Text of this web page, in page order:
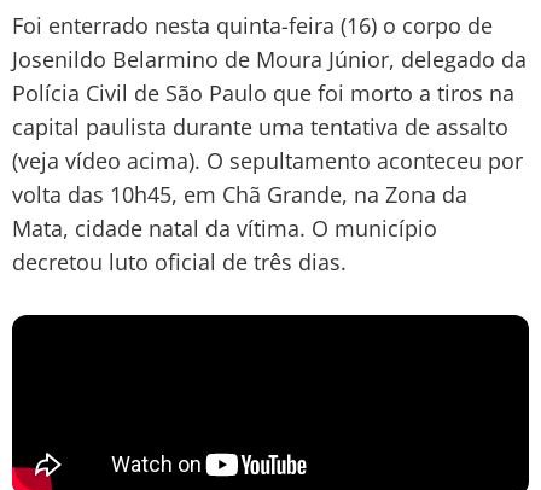
Foi enterrado nesta quinta-feira (16) o corpo de
Josenildo Belarmino de Moura Júnior, delegado da
Polícia Civil de São Paulo que foi morto a tiros na
capital paulista durante uma tentativa de assalto
(veja vídeo acima). O sepultamento aconteceu por
volta das 10h45, em Chã Grande, na Zona da
Mata, cidade natal da vítima. O município
decretou luto oficial de três dias.